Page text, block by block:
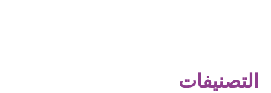
التصنيفات